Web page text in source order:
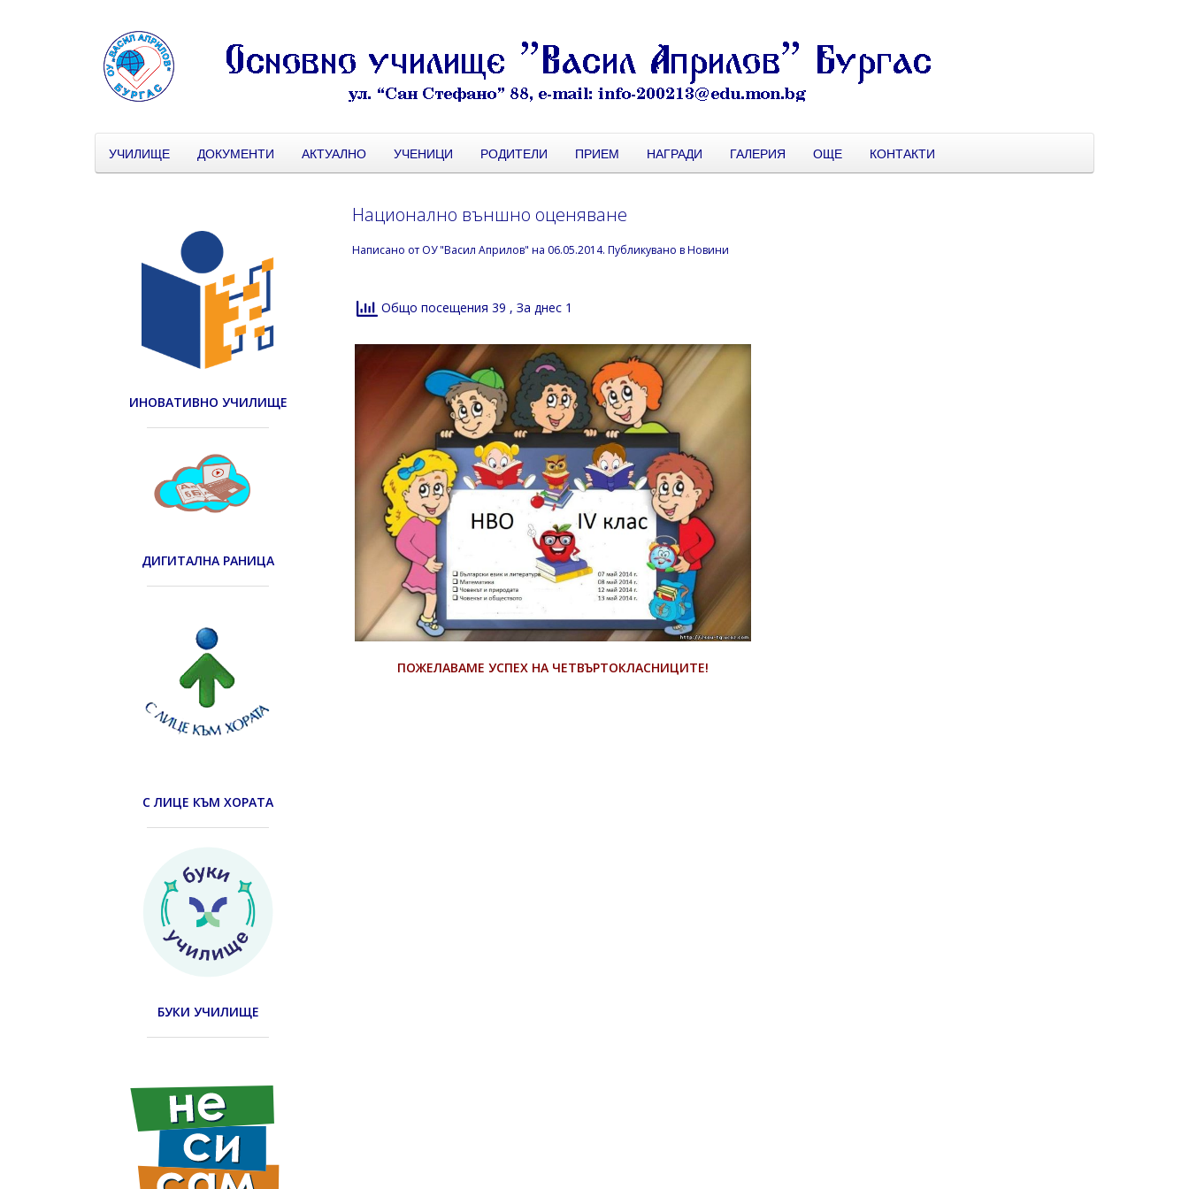
УЧИЛИЩЕ ДОКУМЕНТИ АКТУАЛНО УЧЕНИЦИ РОДИТЕЛИ ПРИЕМ НАГРАДИ ГАЛЕРИЯ ОЩЕ КОНТАКТИ
Национално външно оценяване
Написано от ОУ "Васил Априлов" на 06.05.2014. Публикувано вНовини
Общо посещения 39 , За днес 1
ПОЖЕЛАВАМЕ УСПЕХ НА ЧЕТВЪРТОКЛАСНИЦИТЕ!
ИНОВАТИВНО УЧИЛИЩЕ
ДИГИТАЛНА РАНИЦА
С ЛИЦЕ КЪМ ХОРАТА
БУКИ УЧИЛИЩЕ